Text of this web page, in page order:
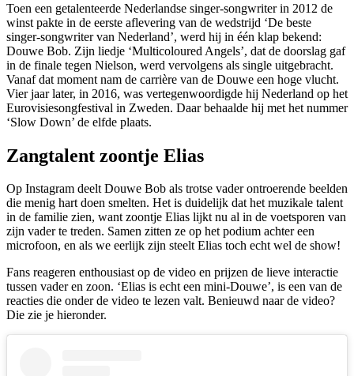
Toen een getalenteerde Nederlandse singer-songwriter in 2012 de
winst pakte in de eerste aflevering van de wedstrijd ‘De beste
singer-songwriter van Nederland’, werd hij in één klap bekend:
Douwe Bob. Zijn liedje ‘Multicoloured Angels’, dat de doorslag gaf
in de finale tegen Nielson, werd vervolgens als single uitgebracht.
Vanaf dat moment nam de carrière van de Douwe een hoge vlucht.
Vier jaar later, in 2016, was vertegenwoordigde hij Nederland op het
Eurovisiesongfestival in Zweden. Daar behaalde hij met het nummer
‘Slow Down’ de elfde plaats.
Zangtalent zoontje Elias
Op Instagram deelt Douwe Bob als trotse vader ontroerende beelden
die menig hart doen smelten. Het is duidelijk dat het muzikale talent
in de familie zien, want zoontje Elias lijkt nu al in de voetsporen van
zijn vader te treden. Samen zitten ze op het podium achter een
microfoon, en als we eerlijk zijn steelt Elias toch echt wel de show!
Fans reageren enthousiast op de video en prijzen de lieve interactie
tussen vader en zoon. ‘Elias is echt een mini-Douwe’, is een van de
reacties die onder de video te lezen valt. Benieuwd naar de video?
Die zie je hieronder.